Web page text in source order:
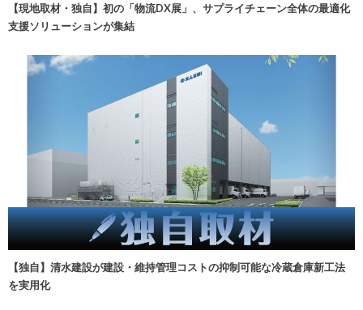
【現地取材・独自】初の「物流DX展」、サプライチェーン全体の最適化
支援ソリューションが集結
【独自】清水建設が建設・維持管理コストの抑制可能な冷蔵倉庫新工法
を実用化